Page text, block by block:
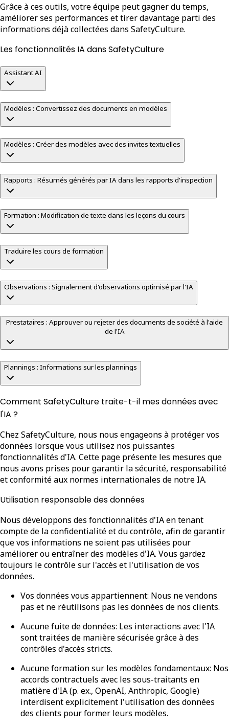
Grâce à ces outils, votre équipe peut gagner du temps,
améliorer ses performances et tirer davantage parti des
informations déjà collectées dans SafetyCulture.
Les fonctionnalités IA dans SafetyCulture
Assistant AI
Modèles : Convertissez des documents en modèles
Modèles : Créer des modèles avec des invites textuelles
Rapports : Résumés générés par IA dans les rapports d'inspection
Formation : Modification de texte dans les leçons du cours
Traduire les cours de formation
Observations : Signalement d'observations optimisé par l'IA
Prestataires : Approuver ou rejeter des documents de société à l'aide
de l'IA
Plannings : Informations sur les plannings
Comment SafetyCulture traite-t-il mes données avec
l'IA ?
Chez SafetyCulture, nous nous engageons à protéger vos
données lorsque vous utilisez nos puissantes
fonctionnalités d'IA. Cette page présente les mesures que
nous avons prises pour garantir la sécurité, responsabilité
et conformité aux normes internationales de notre IA.
Utilisation responsable des données
Nous développons des fonctionnalités d'IA en tenant
compte de la confidentialité et du contrôle, afin de garantir
que vos informations ne soient pas utilisées pour
améliorer ou entraîner des modèles d'IA. Vous gardez
toujours le contrôle sur l'accès et l'utilisation de vos
données.
Vos données vous appartiennent: Nous ne vendons
pas et ne réutilisons pas les données de nos clients.
Aucune fuite de données: Les interactions avec l'IA
sont traitées de manière sécurisée grâce à des
contrôles d'accès stricts.
Aucune formation sur les modèles fondamentaux: Nos
accords contractuels avec les sous-traitants en
matière d'IA (p. ex., OpenAI, Anthropic, Google)
interdisent explicitement l'utilisation des données
des clients pour former leurs modèles.